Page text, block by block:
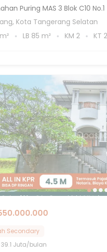
Puring MAS 3 Blok C10 No.1
Kota Tangerang Selatan
m² LB 85 m² KM 2 KT 2
Secondary
39.1 Juta/bulan